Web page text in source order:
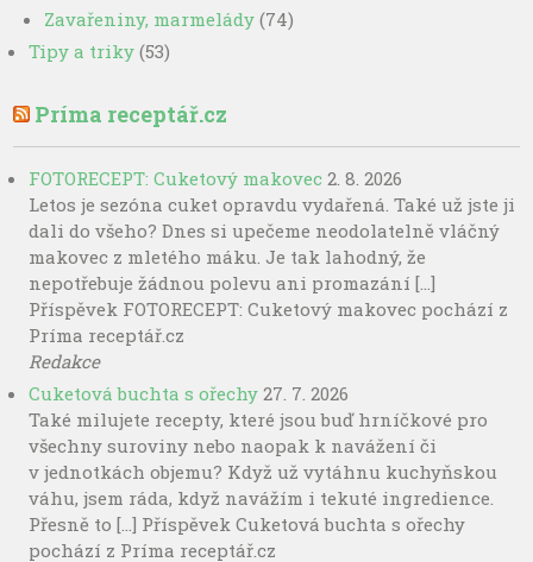
Zavařeniny, marmelády (74)
Tipy a triky (53)
Príma receptář.cz
FOTORECEPT: Cuketový makovec 2. 8. 2026
Letos je sezóna cuket opravdu vydařená. Také už jste ji
dali do všeho? Dnes si upečeme neodolatelně vláčný
makovec z mletého máku. Je tak lahodný, že
nepotřebuje žádnou polevu ani promazání […]
Příspěvek FOTORECEPT: Cuketový makovec pochází z
Príma receptář.cz
Redakce
Cuketová buchta s ořechy 27. 7. 2026
Také milujete recepty, které jsou buď hrníčkové pro
všechny suroviny nebo naopak k navážení či
v jednotkách objemu? Když už vytáhnu kuchyňskou
váhu, jsem ráda, když navážím i tekuté ingredience.
Přesně to […] Příspěvek Cuketová buchta s ořechy
pochází z Príma receptář.cz